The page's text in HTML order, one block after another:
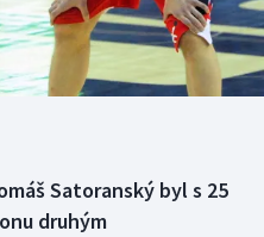
Satoranský byl s 25
druhým